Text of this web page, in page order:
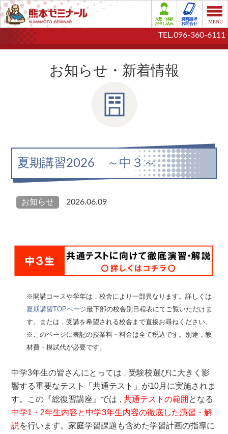
TEL.096-360-6111
お知らせ・新着情報
夏期講習2026 ～中３～
お知らせ 2026.06.09
※開講コースや学年は，校舎により一部異なります。詳しくは
夏期講習TOPページ最下部の校舎別日程表にてご覧いただけま
す。または，受講を希望される校舎まで直接お尋ねください。
※このページに表記の授業料・料金は全て税込です。別途，教
材費・模試代が必要です。
中学3年生の皆さんにとっては ， 受験校選びに大きく影
響する重要なテスト「共通テスト」が10月に実施されま
す。この『総復習講座』では ，共通テストの範囲 となる
中学1・2年生内容と中学3年生内容の徹底した演習・解
説を行います。家庭学習課題も含めた学習計画の指導に